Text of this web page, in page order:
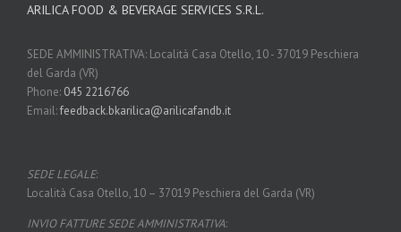
ARILICA FOOD & BEVERAGE SERVICES S.R.L.
SEDE AMMINISTRATIVA: Località Casa Otello, 10 - 37019 Peschiera
del Garda (VR)
Phone: 045 2216766
Email:feedback.bkarilica@arilicafandb.it
SEDE LEGALE:
Località Casa Otello, 10 – 37019 Peschiera del Garda (VR)
INVIO FATTURE SEDE AMMINISTRATIVA: